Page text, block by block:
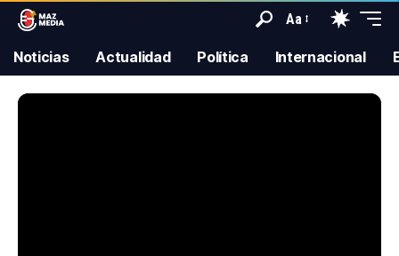
Aa
Noticias Actualidad Política Internacional